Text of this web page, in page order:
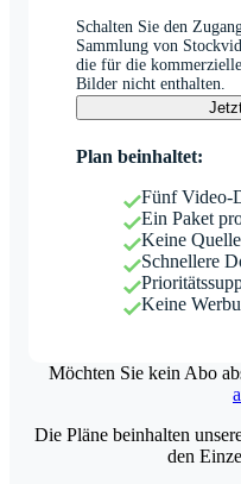
Schalten Sie den
Sammlung von
die für die
Bilder nicht enthalten.
Plan beinhaltet:
Fünf Video-
Ein Paket
Keine
Schnellere
Keine
Möchten Sie kein Abo
Die Pläne beinhalten
den